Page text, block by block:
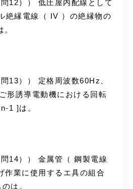
12）） 低圧屋内配線として
絶縁電線（ IV ）の絶縁物の
13）） 定格周波数60Hz、
形誘導電動機における回転
1 ]は。
14）） 金属管（ 鋼製電線
作業に使用するエ具の組合
は。